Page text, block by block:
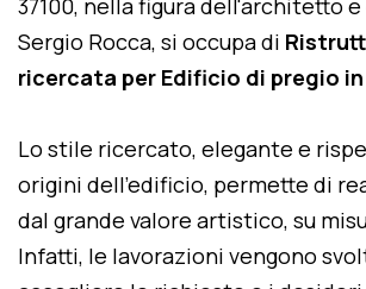
37100, nella figura dell'architetto
Sergio Rocca, si occupa di
ricercata per Edificio di pregio
Lo stile ricercato, elegante e
origini dell'edificio, permette di
dal grande valore artistico, su
Infatti, le lavorazioni vengono